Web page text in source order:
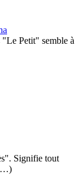
Petit" semble à
Signifie tout